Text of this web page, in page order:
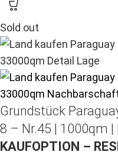
Sold out
Grundstück
8 – Nr.45 | 1000qm |
KAUFOPTION –